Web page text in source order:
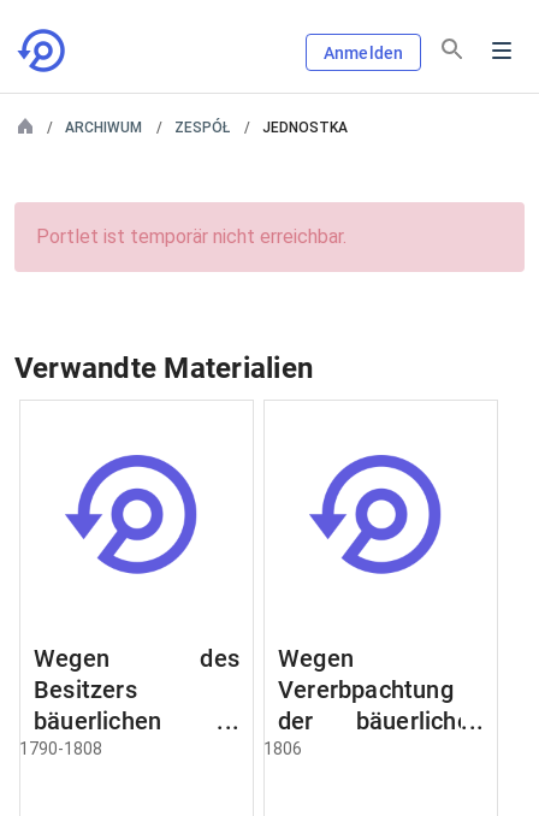
Anmelden
ARCHIWUM ZESPÓŁ JEDNOSTKA
Portlet ist temporär nicht erreichbar.
Verwandte Materialien
Wegen des
Besitzers
bäuerlichen
Grundstücke, den
1790-1808
Wegen
Vererbpachtung
der bäuerlichen
Grundstücke und
1806